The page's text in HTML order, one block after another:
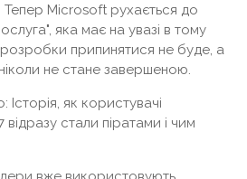
Тепер Microsoft рухається до
яка має на увазі в тому
розробки припинятися не буде, а
не стане завершеною.
як користувачі
відразу стали піратами і чим